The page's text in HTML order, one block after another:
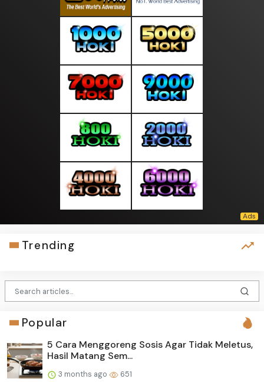
Trending
Popular
5 Cara Menggoreng Sosis Agar Tidak Meletus,
Hasil Matang Sem...
3 months ago 651